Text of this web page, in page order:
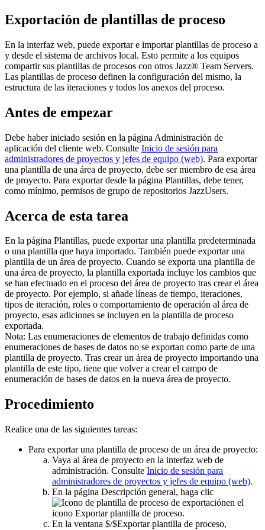
Exportación de plantillas de proceso
En la interfaz web, puede exportar e importar plantillas de proceso a
y desde el sistema de archivos local. Esto permite a los equipos
compartir sus plantillas de procesos con otros Jazz® Team Servers.
Las plantillas de proceso definen la configuración del mismo, la
estructura de las iteraciones y todos los anexos del proceso.
Antes de empezar
Debe haber iniciado sesión en la página Administración de
aplicación del cliente web. Consulte Inicio de sesión para
administradores de proyectos y jefes de equipo (web). Para exportar
una plantilla de una área de proyecto, debe ser miembro de esa área
de proyecto. Para exportar desde la página Plantillas, debe tener,
como mínimo, permisos de grupo de repositorios JazzUsers.
Acerca de esta tarea
En la página Plantillas, puede exportar una plantilla predeterminada
o una plantilla que haya importado. También puede exportar una
plantilla de un área de proyecto. Cuando se exporta una plantilla de
una área de proyecto, la plantilla exportada incluye los cambios que
se han efectuado en el proceso del área de proyecto tras crear el área
de proyecto. Por ejemplo, si añade líneas de tiempo, iteraciones,
tipos de iteración, roles o comportamiento de operación al área de
proyecto, esas adiciones se incluyen en la plantilla de proceso
exportada.
Nota: Las enumeraciones de elementos de trabajo definidas como
enumeraciones de bases de datos no se exportan como parte de una
plantilla de proyecto. Tras crear un área de proyecto importando una
plantilla de este tipo, tiene que volver a crear el campo de
enumeración de bases de datos en la nueva área de proyecto.
Procedimiento
Realice una de las siguientes tareas:
Para exportar una plantilla de proceso de un área de proyecto:
Vaya al área de proyecto en la interfaz web de
administración. Consulte Inicio de sesión para
administradores de proyectos y jefes de equipo (web).
En la página Descripción general, haga clic
en el
icono Exportar plantilla de proceso.
En la ventana $/$Exportar plantilla de proceso,